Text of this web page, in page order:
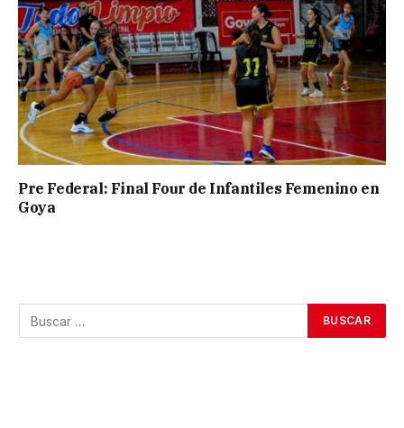
Pre Federal: Final Four de Infantiles Femenino en
Goya